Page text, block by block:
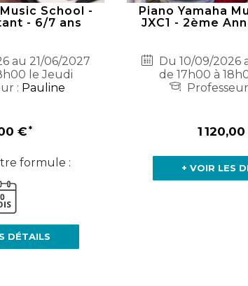
School -
- 6/7 ans
au 21/06/2027
le Jeudi
: Pauline
€
formule :
DÉTAILS
Piano Yamaha
JXC1 - 2ème
Du 10/09/2026
de 17h00 à
1
+ VOIR LES